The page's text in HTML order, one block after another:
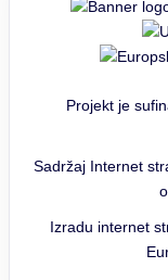
Projekt je
Sadržaj Internet
Izradu internet